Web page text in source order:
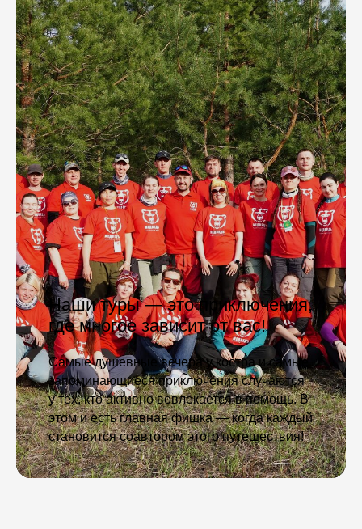
Наши туры — это приключения,
где многое зависит от вас!
Самые душевные вечера у костра и самые
запоминающиеся приключения случаются
у тех, кто активно вовлекается в помощь. В
этом и есть главная фишка — когда каждый
становится соавтором этого путешествия!